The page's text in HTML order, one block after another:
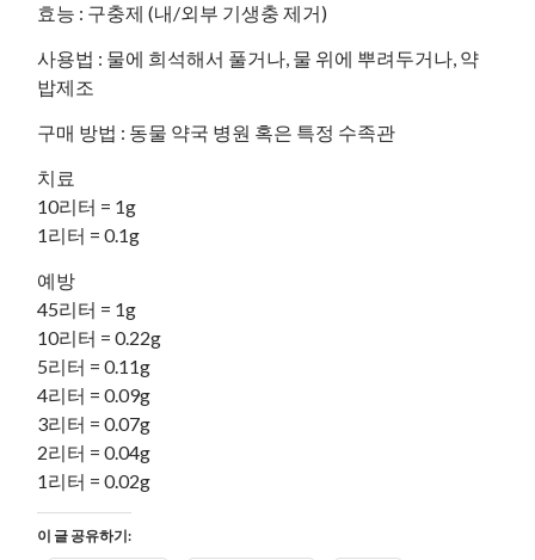
효능 : 구충제 (내/외부 기생충 제거)
사용법 : 물에 희석해서 풀거나, 물 위에 뿌려두거나, 약
밥제조
구매 방법 : 동물 약국 병원 혹은 특정 수족관
치료
10리터 = 1g
1리터 = 0.1g
예방
45리터 = 1g
10리터 = 0.22g
5리터 = 0.11g
4리터 = 0.09g
3리터 = 0.07g
2리터 = 0.04g
1리터 = 0.02g
이 글 공유하기: